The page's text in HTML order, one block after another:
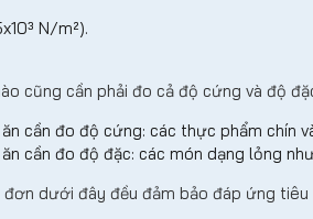
N/m²).
cũng cần phải đo cả độ cứng và độ
cần đo độ cứng: các thực phẩm chín
cần đo độ đặc: các món dạng lỏng
dưới đây đều đảm bảo đáp ứng